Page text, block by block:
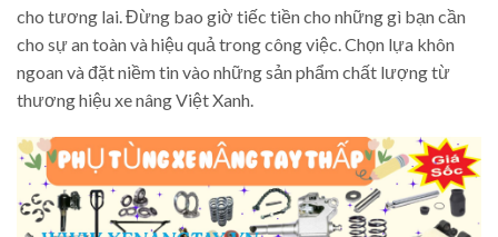
cho tương lai. Đừng bao giờ tiếc tiền cho những gì bạn cần
cho sự an toàn và hiệu quả trong công việc. Chọn lựa khôn
ngoan và đặt niềm tin vào những sản phẩm chất lượng từ
thương hiệu xe nâng Việt Xanh.